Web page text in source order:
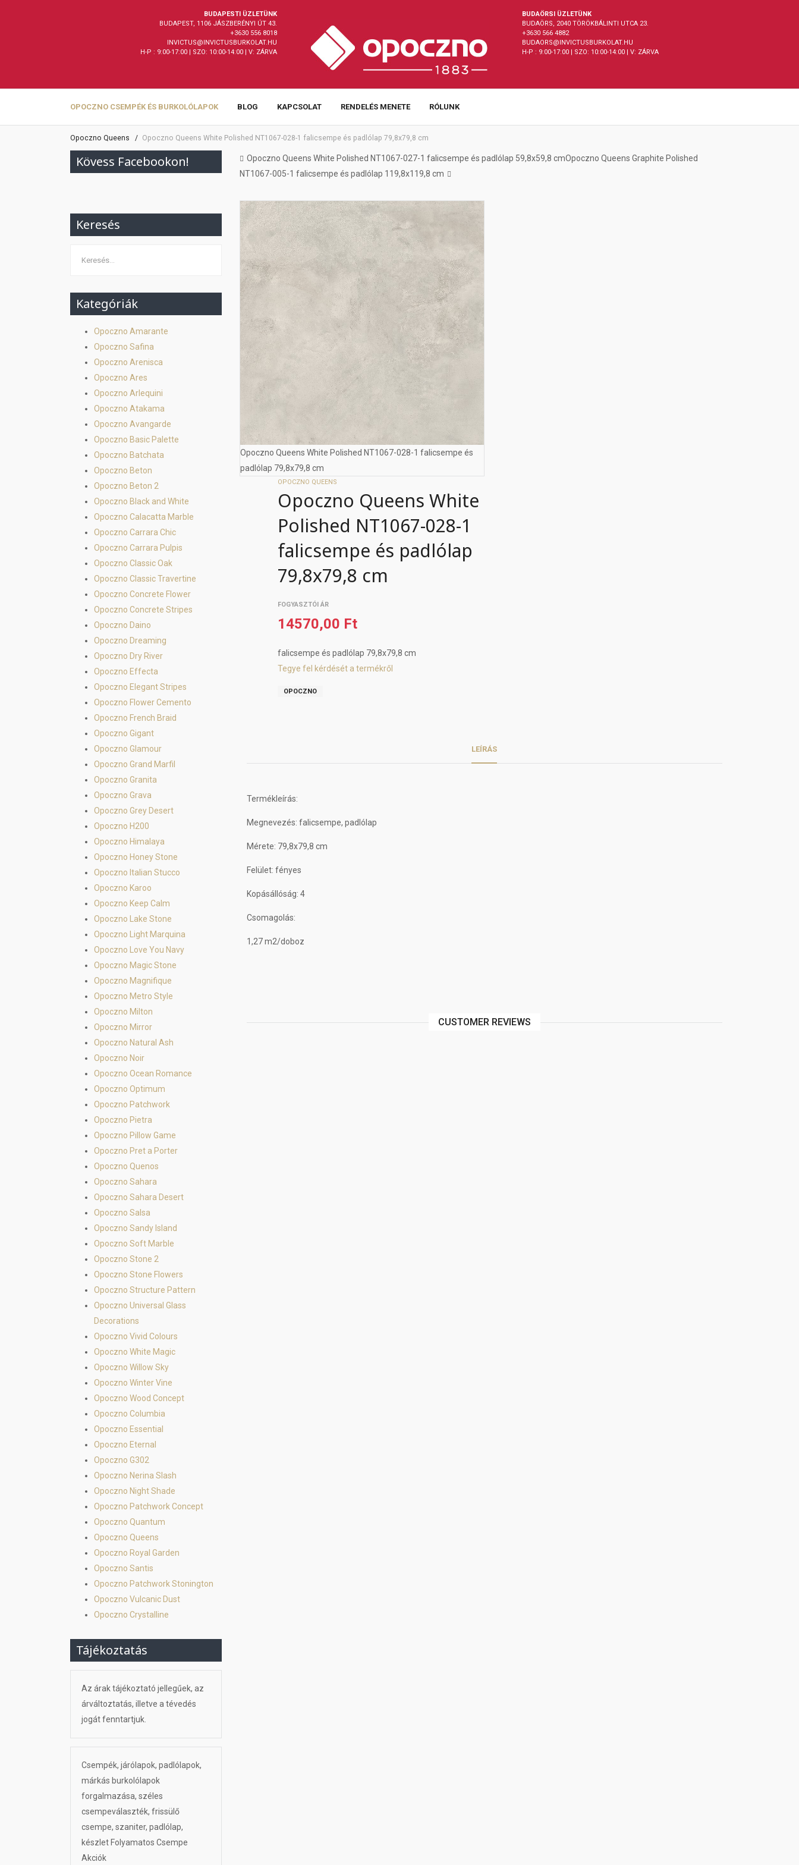
BUDAPESTI ÜZLETÜNK
BUDAPEST, 1106 JÁSZBERÉNYI ÚT 43.
+3630 556 8018
INVICTUS@INVICTUSBURKOLAT.HU
H-P : 9:00-17:00 | SZO: 10:00-14:00 | V: ZÁRVA
BUDAÖRSI ÜZLETÜNK
BUDAÖRS, 2040 TÖRÖKBÁLINTI UTCA 23.
+3630 566 4882
BUDAORS@INVICTUSBURKOLAT.HU
H-P : 9:00-17:00 | SZO: 10:00-14:00 | V: ZÁRVA
OPOCZNO CSEMPÉK ÉS BURKOLÓLAPOK BLOG KAPCSOLAT RENDELÉS MENETE RÓLUNK
Opoczno Queens Opoczno Queens White Polished NT1067-028-1 falicsempe és padlólap 79,8x79,8 cm
Opoczno Queens White Polished NT1067-027-1 falicsempe és padlólap 59,8x59,8 cmOpoczno Queens Graphite Polished
NT1067-005-1 falicsempe és padlólap 119,8x119,8 cm
Opoczno Queens White Polished NT1067-028-1 falicsempe és
padlólap 79,8x79,8 cm
OPOCZNO QUEENS
Opoczno Queens White
Polished NT1067-028-1
falicsempe és padlólap
79,8x79,8 cm
FOGYASZTÓI ÁR
14570,00 Ft
falicsempe és padlólap 79,8x79,8 cm
Tegye fel kérdését a termékről
OPOCZNO
LEÍRÁS
Termékleírás:
Megnevezés: falicsempe, padlólap
Mérete: 79,8x79,8 cm
Felület: fényes
Kopásállóság: 4
Csomagolás:
1,27 m2/doboz
CUSTOMER REVIEWS
Kövess Facebookon!
Keresés
Kategóriák
Opoczno Amarante
Opoczno Safina
Opoczno Arenisca
Opoczno Ares
Opoczno Arlequini
Opoczno Atakama
Opoczno Avangarde
Opoczno Basic Palette
Opoczno Batchata
Opoczno Beton
Opoczno Beton 2
Opoczno Black and White
Opoczno Calacatta Marble
Opoczno Carrara Chic
Opoczno Carrara Pulpis
Opoczno Classic Oak
Opoczno Classic Travertine
Opoczno Concrete Flower
Opoczno Concrete Stripes
Opoczno Daino
Opoczno Dreaming
Opoczno Dry River
Opoczno Effecta
Opoczno Elegant Stripes
Opoczno Flower Cemento
Opoczno French Braid
Opoczno Gigant
Opoczno Glamour
Opoczno Grand Marfil
Opoczno Granita
Opoczno Grava
Opoczno Grey Desert
Opoczno H200
Opoczno Himalaya
Opoczno Honey Stone
Opoczno Italian Stucco
Opoczno Karoo
Opoczno Keep Calm
Opoczno Lake Stone
Opoczno Light Marquina
Opoczno Love You Navy
Opoczno Magic Stone
Opoczno Magnifique
Opoczno Metro Style
Opoczno Milton
Opoczno Mirror
Opoczno Natural Ash
Opoczno Noir
Opoczno Ocean Romance
Opoczno Optimum
Opoczno Patchwork
Opoczno Pietra
Opoczno Pillow Game
Opoczno Pret a Porter
Opoczno Quenos
Opoczno Sahara
Opoczno Sahara Desert
Opoczno Salsa
Opoczno Sandy Island
Opoczno Soft Marble
Opoczno Stone 2
Opoczno Stone Flowers
Opoczno Structure Pattern
Opoczno Universal Glass
Decorations
Opoczno Vivid Colours
Opoczno White Magic
Opoczno Willow Sky
Opoczno Winter Vine
Opoczno Wood Concept
Opoczno Columbia
Opoczno Essential
Opoczno Eternal
Opoczno G302
Opoczno Nerina Slash
Opoczno Night Shade
Opoczno Patchwork Concept
Opoczno Quantum
Opoczno Queens
Opoczno Royal Garden
Opoczno Santis
Opoczno Patchwork Stonington
Opoczno Vulcanic Dust
Opoczno Crystalline
Tájékoztatás
Az árak tájékoztató jellegűek, az
árváltoztatás, illetve a tévedés
jogát fenntartjuk.
Csempék, járólapok, padlólapok,
márkás burkolólapok
forgalmazása, széles
csempeválaszték, frissülő
csempe, szaniter, padlólap,
készlet Folyamatos Csempe
Akciók